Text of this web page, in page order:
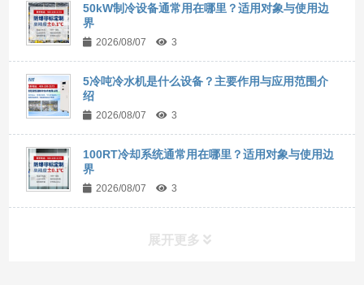
50kW制冷设备通常用在哪里？适用对象与使用边
界
2026/08/07 3
5冷吨冷水机是什么设备？主要作用与应用范围介
绍
2026/08/07 3
100RT冷却系统通常用在哪里？适用对象与使用边
界
2026/08/07 3
展开更多